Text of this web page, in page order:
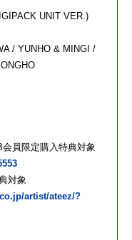
UNIT VER.)
/ YUNHO & MINGI /
員限定購入特典対象
対象
artist/ateez/?